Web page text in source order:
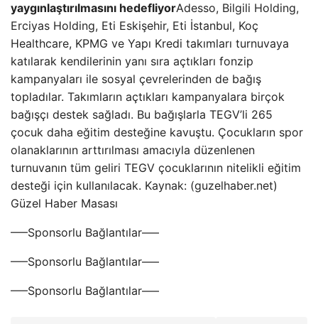
yaygınlaştırılmasını hedefliyorAdesso, Bilgili Holding,
Erciyas Holding, Eti Eskişehir, Eti İstanbul, Koç
Healthcare, KPMG ve Yapı Kredi takımları turnuvaya
katılarak kendilerinin yanı sıra açtıkları fonzip
kampanyaları ile sosyal çevrelerinden de bağış
topladılar. Takımların açtıkları kampanyalara birçok
bağışçı destek sağladı. Bu bağışlarla TEGV’li 265
çocuk daha eğitim desteğine kavuştu. Çocukların spor
olanaklarının arttırılması amacıyla düzenlenen
turnuvanın tüm geliri TEGV çocuklarının nitelikli eğitim
desteği için kullanılacak. Kaynak: (guzelhaber.net)
Güzel Haber Masası
—–Sponsorlu Bağlantılar—–
—–Sponsorlu Bağlantılar—–
—–Sponsorlu Bağlantılar—–